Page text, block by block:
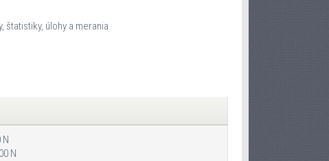
úlohy a merania
N
N